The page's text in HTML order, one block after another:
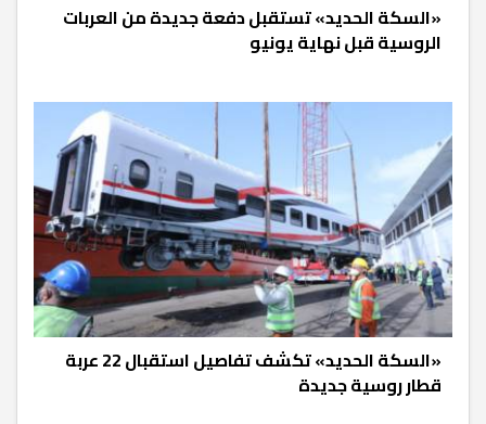
«السكة الحديد» تستقبل دفعة جديدة من العربات
الروسية قبل نهاية يونيو
«السكة الحديد» تكشف تفاصيل استقبال 22 عربة
قطار روسية جديدة